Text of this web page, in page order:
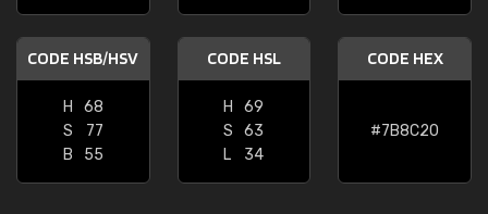
CODE HSB/HSV
H
68
S
77
B
55
CODE HSL
H
69
S
63
L
34
CODE HEX
#7B8C20